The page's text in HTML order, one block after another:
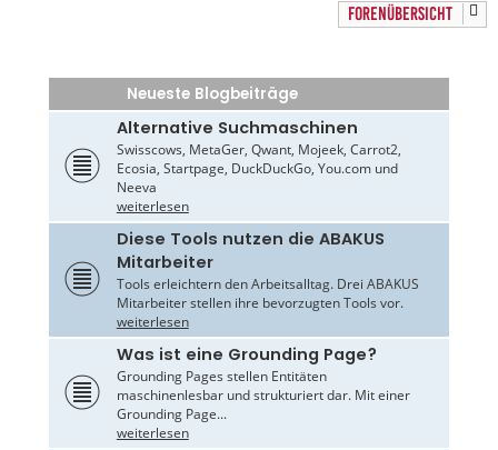
FORENÜBERSICHT
Neueste Blogbeiträge
Alternative Suchmaschinen
Swisscows, MetaGer, Qwant, Mojeek, Carrot2,
Ecosia, Startpage, DuckDuckGo, You.com und
Neeva
weiterlesen
Diese Tools nutzen die ABAKUS
Mitarbeiter
Tools erleichtern den Arbeitsalltag. Drei ABAKUS
Mitarbeiter stellen ihre bevorzugten Tools vor.
weiterlesen
Was ist eine Grounding Page?
Grounding Pages stellen Entitäten
maschinenlesbar und strukturiert dar. Mit einer
Grounding Page...
weiterlesen